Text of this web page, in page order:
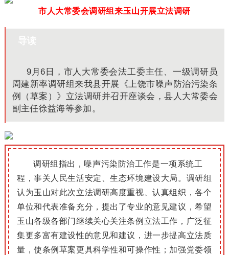
市人大常委会调研组来玉山开展立法调研
导读
9月6日，市人大常委会法工委主任、一级调研员
周建新率调研组来我县开展《上饶市噪声防治污染条
例（草案）》立法调研并召开座谈会，县人大常委会
副主任徐益海等参加。
调研组指出，噪声污染防治工作是一项系统工
程，事关人民生活安定、生态环境建设大局。调研组
认为玉山对此次立法调研高度重视、认真组织，各个
单位和代表准备充分，提出了专业的意见建议，希望
玉山各级各部门继续关心关注条例立法工作，广泛征
集更多富有建设性的意见和建议，进一步提高立法质
量，使条例草案更具科学性和可操作性；加强党委领